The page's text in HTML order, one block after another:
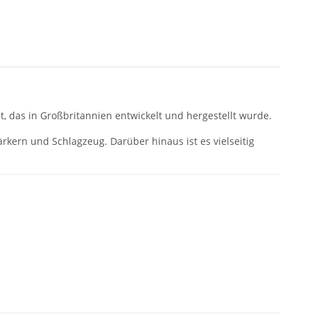
das in Großbritannien entwickelt und hergestellt wurde.
und Schlagzeug. Darüber hinaus ist es vielseitig